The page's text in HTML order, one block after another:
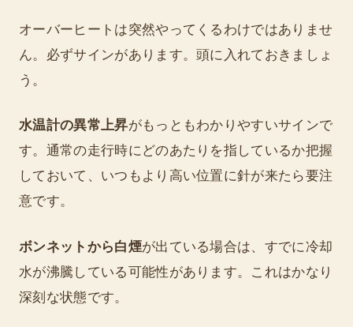
オーバーヒートは突然やってくるわけではありませ
ん。必ずサインがあります。頭に入れておきましょ
う。
水温計の異常上昇がもっともわかりやすいサインで
す。通常の走行時にどのあたりを指しているか把握
しておいて、いつもより高い位置に針が来たら要注
意です。
ボンネットから白煙が出ている場合は、すでに冷却
水が沸騰している可能性があります。これはかなり
深刻な状態です。